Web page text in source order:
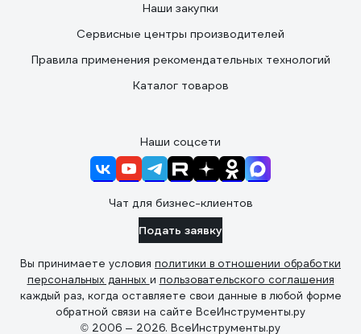
Наши закупки
Сервисные центры производителей
Правила применения рекомендательных технологий
Каталог товаров
Наши соцсети
Чат для бизнес-клиентов
Подать заявку
Вы принимаете условия политики в отношении обработки
персональных данных и пользовательского соглашения
каждый раз, когда оставляете свои данные в любой форме
обратной связи на сайте ВсеИнструменты.ру
© 2006 — 2026. ВсеИнструменты.ру